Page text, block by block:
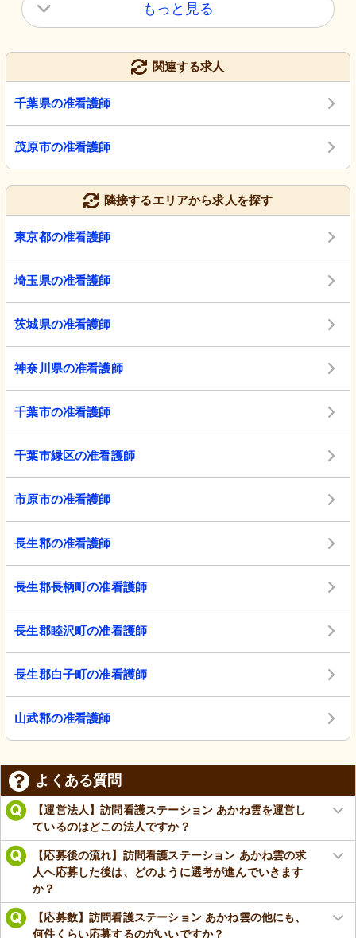
もっと見る
関連する求人
千葉県の准看護師
茂原市の准看護師
隣接するエリアから求人を探す
東京都の准看護師
埼玉県の准看護師
茨城県の准看護師
神奈川県の准看護師
千葉市の准看護師
千葉市緑区の准看護師
市原市の准看護師
長生郡の准看護師
長生郡長柄町の准看護師
長生郡睦沢町の准看護師
長生郡白子町の准看護師
山武郡の准看護師
よくある質問
【運営法人】訪問看護ステーション あかね雲を運営し
ているのはどこの法人ですか？
【応募後の流れ】訪問看護ステーション あかね雲の求
人へ応募した後は、どのように選考が進んでいきます
か？
【応募数】訪問看護ステーション あかね雲の他にも、
何件くらい応募するのがいいですか？